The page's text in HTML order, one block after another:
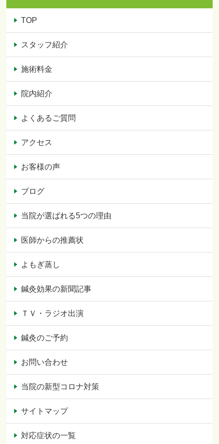
TOP
スタッフ紹介
施術料金
院内紹介
よくあるご質問
アクセス
お客様の声
ブログ
当院が選ばれる5つの理由
医師からの推薦状
よもぎ蒸し
鍼灸効果の新聞記事
ＴＶ・ラジオ出演
鍼灸のご予約
お問い合わせ
当院の新型コロナ対策
サイトマップ
対応症状の一覧